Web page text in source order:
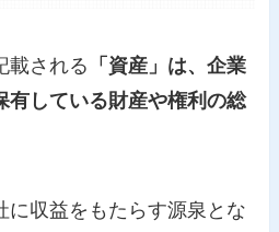
載される 「資産」は、企業
有している財産や権利の総
に収益をもたらす源泉とな